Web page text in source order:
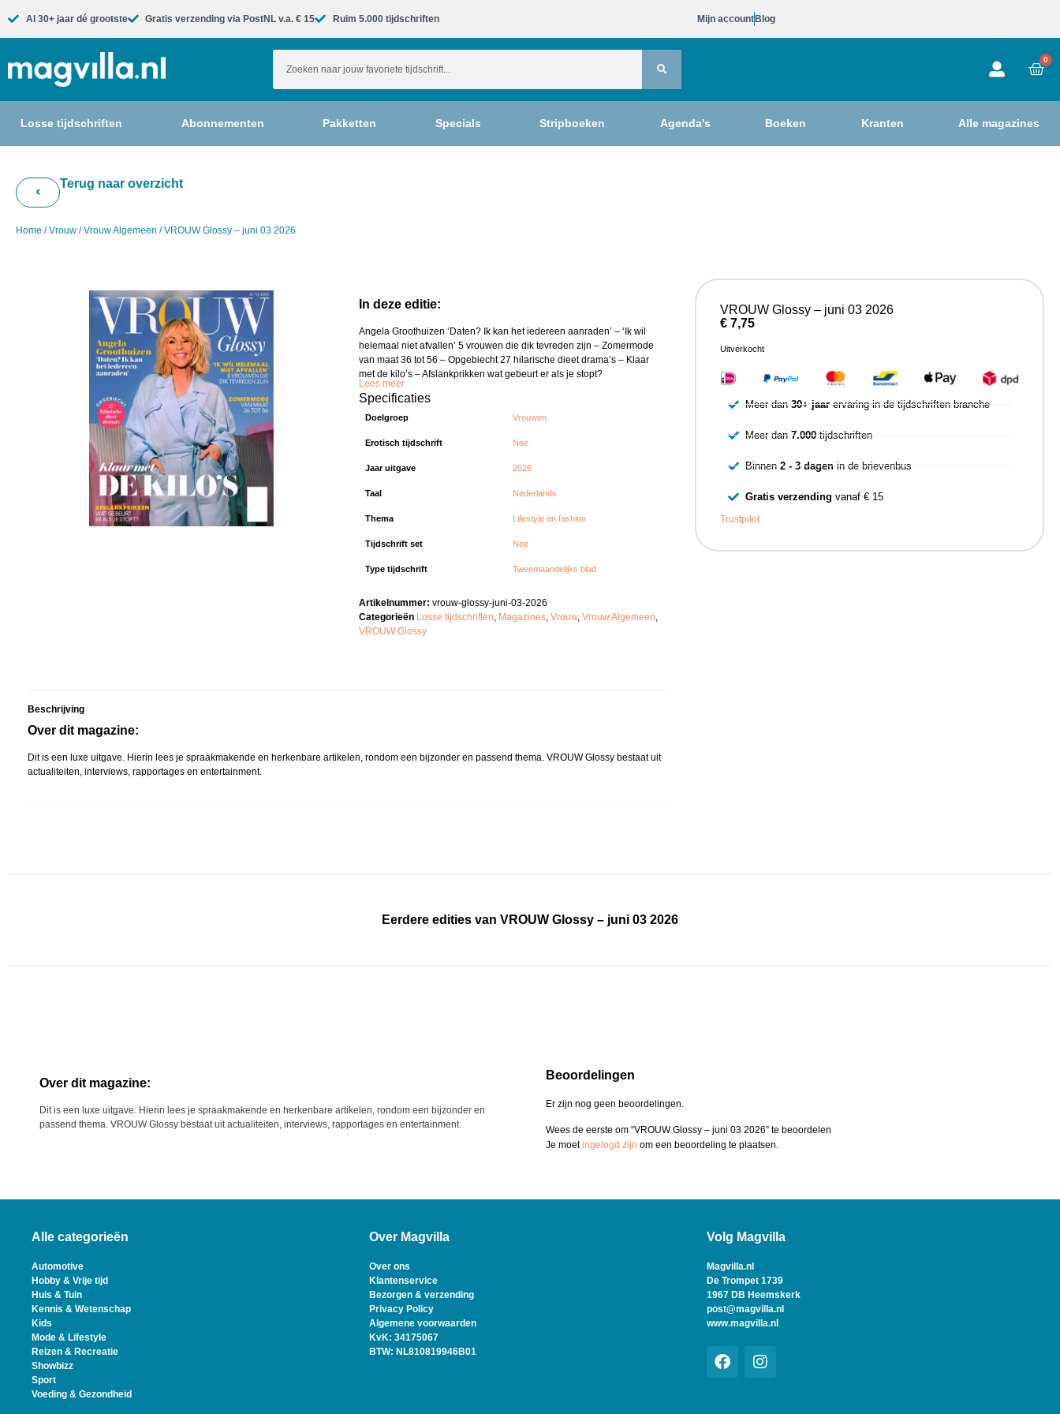
Al 30+ jaar dé grootste​ Gratis verzending via PostNL v.a. € 15 Ruim 5.000 tijdschriften​ Mijn account Blog
0
Losse tijdschriften Abonnementen Pakketten Specials Stripboeken Agenda's Boeken Kranten Alle magazines
Terug naar overzicht
Home /Vrouw /Vrouw Algemeen / VROUW Glossy – juni 03 2026
In deze editie:
Angela Groothuizen ‘Daten? Ik kan het iedereen aanraden’ – ‘Ik wil
helemaal niet afvallen’ 5 vrouwen die dik tevreden zijn – Zomermode
van maat 36 tot 56 – Opgebiecht 27 hilarische dieet drama’s – Klaar
met de kilo’s – Afslankprikken wat gebeurt er als je stopt?
Lees meer
Specificaties
Doelgroep Vrouwen
Erotisch tijdschrift Nee
Jaar uitgave 2026
Taal Nederlands
Thema Lifestyle en fashion
Tijdschrift set Nee
Type tijdschrift Tweemaandelijks blad
Artikelnummer:vrouw-glossy-juni-03-2026
Categorieën Losse tijdschriften, Magazines,Vrouw,Vrouw Algemeen,
VROUW Glossy
Beschrijving
Over dit magazine:
Dit is een luxe uitgave. Hierin lees je spraakmakende en herkenbare artikelen, rondom een bijzonder en passend thema. VROUW Glossy bestaat uit
actualiteiten, interviews, rapportages en entertainment.
VROUW Glossy – juni 03 2026
€7,75
Uitverkocht
Meer dan30+ jaar ervaring in de tijdschriften branche
Meer dan7.000 tijdschriften
Binnen2 - 3 dagen in de brievenbus
Gratis verzending vanaf € 15
Trustpilot
Eerdere edities van VROUW Glossy – juni 03 2026
Over dit magazine:
Dit is een luxe uitgave. Hierin lees je spraakmakende en herkenbare artikelen, rondom een bijzonder en
passend thema. VROUW Glossy bestaat uit actualiteiten, interviews, rapportages en entertainment.
Beoordelingen
Er zijn nog geen beoordelingen.
Wees de eerste om “VROUW Glossy – juni 03 2026” te beoordelen
Je moetingelogd zijn om een beoordeling te plaatsen.
Alle categorieën
Automotive
Hobby & Vrije tijd
Huis & Tuin
Kennis & Wetenschap
Kids
Mode & Lifestyle
Reizen & Recreatie
Showbizz
Sport
Voeding & Gezondheid
Over Magvilla
Over ons
Klantenservice
Bezorgen & verzending
Privacy Policy
Algemene voorwaarden
KvK: 34175067
BTW: NL810819946B01
Volg Magvilla
Magvilla.nl
De Trompet 1739
1967 DB Heemskerk
post@magvilla.nl
www.magvilla.nl